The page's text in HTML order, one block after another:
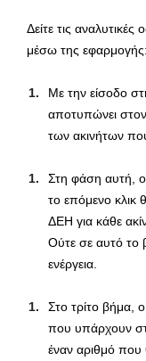
Δείτε τις
μέσω της εφαρμογής:
Με την είσοδο
αποτυπώνει στον
των ακινήτων
Στη φάση αυτή, ο
το επόμενο κλικ
ΔΕΗ για κάθε
Ούτε σε αυτό το
ενέργεια.
Στο τρίτο βήμα, ο
που υπάρχουν
έναν αριθμό που